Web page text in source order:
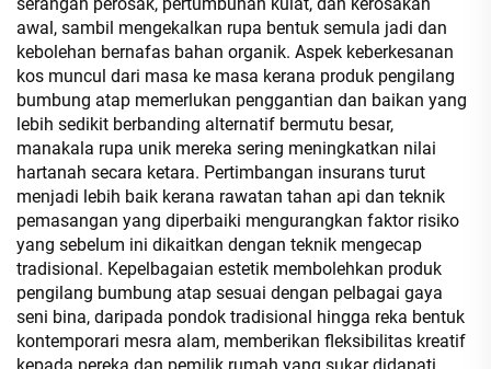
awal, sambil mengekalkan rupa bentuk semula jadi dan
kebolehan bernafas bahan organik. Aspek keberkesanan
kos muncul dari masa ke masa kerana produk pengilang
bumbung atap memerlukan penggantian dan baikan yang
lebih sedikit berbanding alternatif bermutu besar,
manakala rupa unik mereka sering meningkatkan nilai
hartanah secara ketara. Pertimbangan insurans turut
menjadi lebih baik kerana rawatan tahan api dan teknik
pemasangan yang diperbaiki mengurangkan faktor risiko
yang sebelum ini dikaitkan dengan teknik mengecap
tradisional. Kepelbagaian estetik membolehkan produk
pengilang bumbung atap sesuai dengan pelbagai gaya
seni bina, daripada pondok tradisional hingga reka bentuk
kontemporari mesra alam, memberikan fleksibilitas kreatif